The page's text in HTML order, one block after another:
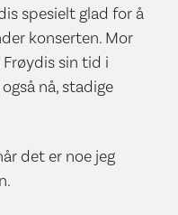
spesielt glad for å
konserten. Mor
sin tid i
nå, stadige
det er noe jeg